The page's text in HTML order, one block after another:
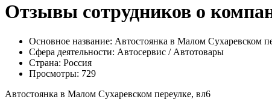
Отзывы сотрудников о
Основное название: Автостоянка в Малом Сухаревском
Сфера деятельности: Автосервис / Автотовары
Страна: Россия
Просмотры: 729
Автостоянка в Малом Сухаревском переулке, вл6